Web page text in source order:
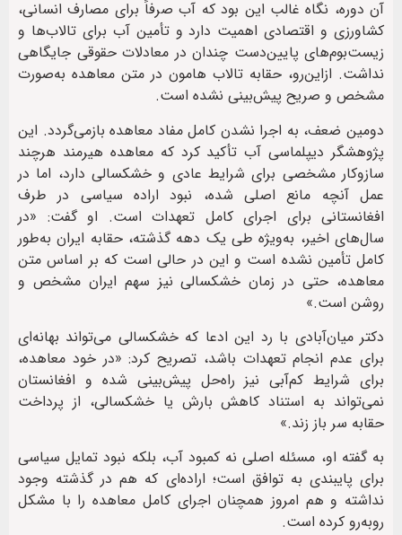
آن دوره، نگاه غالب این بود که آب صرفاً برای مصارف انسانی،
کشاورزی و اقتصادی اهمیت دارد و تأمین آب برای تالاب‌ها و
زیست‌بوم‌های پایین‌دست چندان در معادلات حقوقی جایگاهی
نداشت. ازاین‌رو، حقابه تالاب هامون در متن معاهده به‌صورت
مشخص و صریح پیش‌بینی نشده است.
دومین ضعف، به اجرا نشدن کامل مفاد معاهده بازمی‌گردد. این
پژوهشگر دیپلماسی آب تأکید کرد که معاهده هیرمند هرچند
سازوکار مشخصی برای شرایط عادی و خشکسالی دارد، اما در
عمل آنچه مانع اصلی شده، نبود اراده سیاسی در طرف
افغانستانی برای اجرای کامل تعهدات است. او گفت: «در
سال‌های اخیر، به‌ویژه طی یک دهه گذشته، حقابه ایران به‌طور
کامل تأمین نشده است و این در حالی است که بر اساس متن
معاهده، حتی در زمان خشکسالی نیز سهم ایران مشخص و
روشن است.»
دکتر میان‌آبادی با رد این ادعا که خشکسالی می‌تواند بهانه‌ای
برای عدم انجام تعهدات باشد، تصریح کرد: «در خود معاهده،
برای شرایط کم‌آبی نیز راه‌حل پیش‌بینی شده و افغانستان
نمی‌تواند به استناد کاهش بارش یا خشکسالی، از پرداخت
حقابه سر باز زند.»
به گفته او، مسئله اصلی نه کمبود آب، بلکه نبود تمایل سیاسی
برای پایبندی به توافق است؛ اراده‌ای که هم در گذشته وجود
نداشته و هم امروز همچنان اجرای کامل معاهده را با مشکل
روبه‌رو کرده است.